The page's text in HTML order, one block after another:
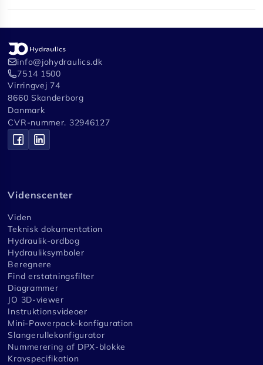
info@johydraulics.dk
7514 1500
Virringvej 74
8660 Skanderborg
Danmark
CVR-nummer. 32946127
Videnscenter
Viden
Teknisk dokumentation
Hydraulik-ordbog
Hydrauliksymboler
Beregnere
Find erstatningsfilter
Diagrammer
JO 3D-viewer
Instruktionsvideoer
Mini-Powerpack-konfiguration
Slangerullekonfigurator
Nummerering af DPX-blokke
Kravspecifikation